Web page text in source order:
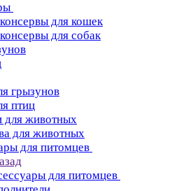
для кошек
для собак
грызунов
птиц
для животных
для животных
для питомцев
для питомцев